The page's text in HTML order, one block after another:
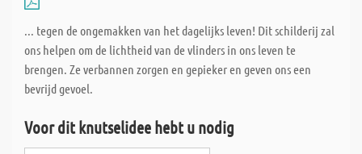
... tegen de ongemakken van het dagelijks leven! Dit schilderij zal
ons helpen om de lichtheid van de vlinders in ons leven te
brengen. Ze verbannen zorgen en gepieker en geven ons een
bevrijd gevoel.
Voor dit knutselidee hebt u nodig